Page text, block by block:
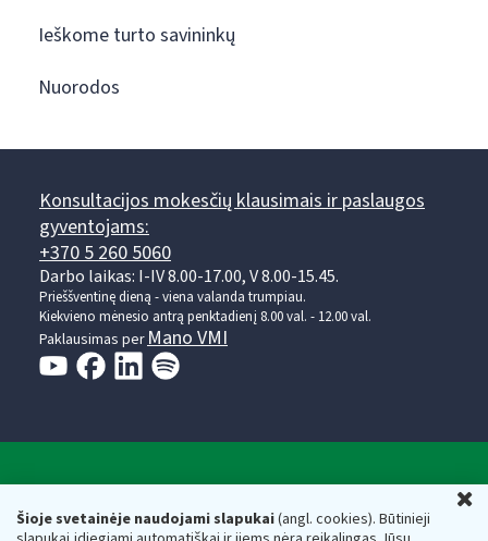
Šioje svetainėje naudojami slapukai(angl. cookies). Būtinieji
Ieškome turto savininkų
Nuorodos
Konsultacijos mokesčių klausimais ir paslaugos
gyventojams:
+370 5 260 5060
Darbo laikas: I-IV 8.00-17.00, V 8.00-15.45.
Prieššventinę dieną - viena valanda trumpiau.
Kiekvieno mėnesio antrą penktadienį 8.00 val. - 12.00 val.
Paklausimas per Mano VMI
Respublikos finansų ministerijos